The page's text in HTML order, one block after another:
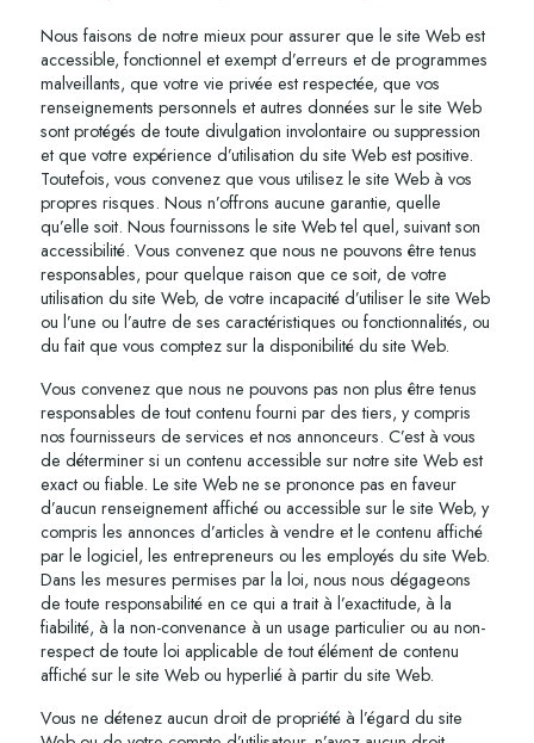
Nous faisons de notre mieux pour assurer que le site Web est
accessible, fonctionnel et exempt d’erreurs et de programmes
malveillants, que votre vie privée est respectée, que vos
renseignements personnels et autres données sur le site Web
sont protégés de toute divulgation involontaire ou suppression
et que votre expérience d’utilisation du site Web est positive.
Toutefois, vous convenez que vous utilisez le site Web à vos
propres risques. Nous n’offrons aucune garantie, quelle
qu’elle soit. Nous fournissons le site Web tel quel, suivant son
accessibilité. Vous convenez que nous ne pouvons être tenus
responsables, pour quelque raison que ce soit, de votre
utilisation du site Web, de votre incapacité d’utiliser le site Web
ou l’une ou l’autre de ses caractéristiques ou fonctionnalités, ou
du fait que vous comptez sur la disponibilité du site Web.
Vous convenez que nous ne pouvons pas non plus être tenus
responsables de tout contenu fourni par des tiers, y compris
nos fournisseurs de services et nos annonceurs. C’est à vous
de déterminer si un contenu accessible sur notre site Web est
exact ou fiable. Le site Web ne se prononce pas en faveur
d’aucun renseignement affiché ou accessible sur le site Web, y
compris les annonces d’articles à vendre et le contenu affiché
par le logiciel, les entrepreneurs ou les employés du site Web.
Dans les mesures permises par la loi, nous nous dégageons
de toute responsabilité en ce qui a trait à l’exactitude, à la
fiabilité, à la non-convenance à un usage particulier ou au non-
respect de toute loi applicable de tout élément de contenu
affiché sur le site Web ou hyperlié à partir du site Web.
Vous ne détenez aucun droit de propriété à l’égard du site